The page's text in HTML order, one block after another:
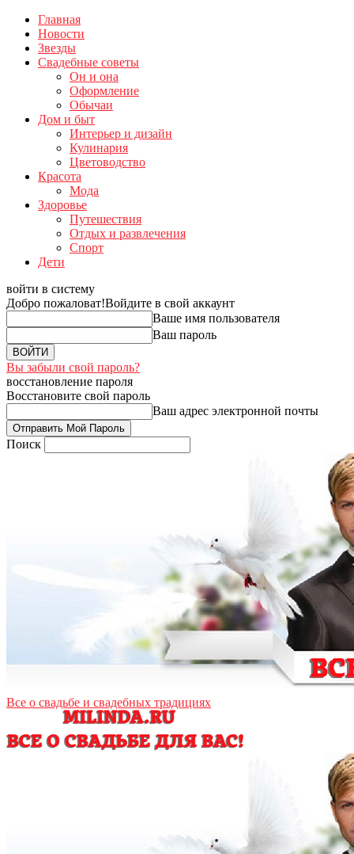
Главная
Новости
Звезды
Свадебные советы
Он и она
Оформление
Обычаи
Дом и быт
Интерьер и дизайн
Кулинария
Цветоводство
Красота
Мода
Здоровье
Путешествия
Отдых и развлечения
Спорт
Дети
войти в систему
Добро пожаловат!Войдите в свой аккаунт
Ваше имя пользователя
Ваш пароль
Вы забыли свой пароль?
восстановление пароля
Восстановите свой пароль
Ваш адрес электронной почты
Поиск
Все о свадьбе и свадебных традициях